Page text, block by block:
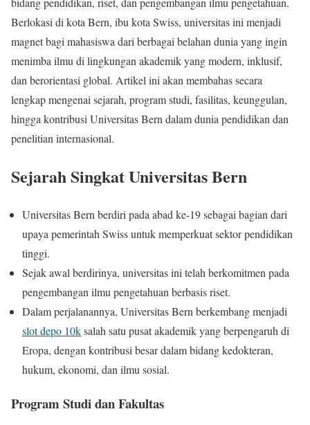
Berlokasi di kota Bern, ibu kota Swiss, universitas ini menjadi
magnet bagi mahasiswa dari berbagai belahan dunia yang ingin
menimba ilmu di lingkungan akademik yang modern, inklusif,
dan berorientasi global. Artikel ini akan membahas secara
lengkap mengenai sejarah, program studi, fasilitas, keunggulan,
hingga kontribusi Universitas Bern dalam dunia pendidikan dan
penelitian internasional.
Sejarah Singkat Universitas Bern
Universitas Bern berdiri pada abad ke-19 sebagai bagian dari
upaya pemerintah Swiss untuk memperkuat sektor pendidikan
tinggi.
Sejak awal berdirinya, universitas ini telah berkomitmen pada
pengembangan ilmu pengetahuan berbasis riset.
Dalam perjalanannya, Universitas Bern berkembang menjadi
slot depo 10ksalah satu pusat akademik yang berpengaruh di
Eropa, dengan kontribusi besar dalam bidang kedokteran,
hukum, ekonomi, dan ilmu sosial.
Program Studi dan Fakultas